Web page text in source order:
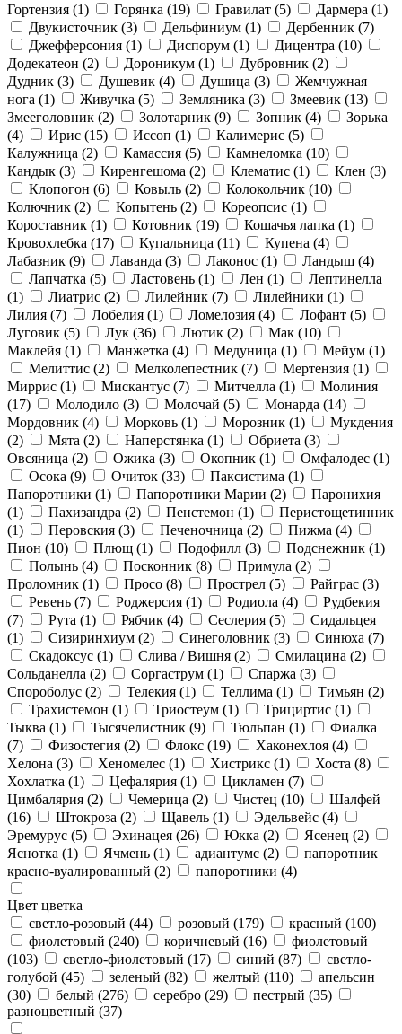
Гортензия (1) Горянка (19) Гравилат (5) Дармера (1)
Двукисточник (3) Дельфиниум (1) Дербенник (7)
Джефферсония (1) Диспорум (1) Дицентра (10)
Додекатеон (2) Дороникум (1) Дубровник (2)
Дудник (3) Душевик (4) Душица (3)
Жемчужная
нога (1) Живучка (5) Земляника (3) Змеевик (13)
Змееголовник (2) Золотарник (9) Зопник (4)
Зорька
(4)
Ирис (15) Иссоп (1) Калимерис (5)
Калужница (2) Камассия (5) Камнеломка (10)
Кандык (3) Киренгешома (2) Клематис (1) Клен (3)
Клопогон (6) Ковыль (2) Колокольчик (10)
Колючник (2) Копытень (2) Кореопсис (1)
Короставник (1) Котовник (19) Кошачья лапка (1)
Кровохлебка (17) Купальница (11) Купена (4)
Лабазник (9) Лаванда (3) Лаконос (1) Ландыш (4)
Лапчатка (5) Ластовень (1) Лен (1)
Лептинелла
(1)
Лиатрис (2) Лилейник (7) Лилейники (1)
Лилия (7) Лобелия (1) Ломелозия (4) Лофант (5)
Луговик (5) Лук (36) Лютик (2) Мак (10)
Маклейя (1) Манжетка (4) Медуница (1) Мейум (1)
Мелиттис (2) Мелколепестник (7) Мертензия (1)
Миррис (1) Мискантус (7) Митчелла (1)
Молиния
(17)
Молодило (3) Молочай (5) Монарда (14)
Мордовник (4) Морковь (1) Морозник (1)
Мукдения
(2)
Мята (2) Наперстянка (1) Обриета (3)
Овсяница (2) Ожика (3) Окопник (1) Омфалодес (1)
Осока (9) Очиток (33) Паксистима (1)
Папоротники (1) Папоротники Марии (2)
Паронихия
(1)
Пахизандра (2) Пенстемон (1)
Перистощетинник
(1)
Перовския (3) Печеночница (2) Пижма (4)
Пион (10) Плющ (1) Подофилл (3) Подснежник (1)
Полынь (4) Посконник (8) Примула (2)
Проломник (1) Просо (8) Прострел (5) Райграс (3)
Ревень (7) Роджерсия (1) Родиола (4)
Рудбекия
(7)
Рута (1) Рябчик (4) Сеслерия (5)
Сидальцея
(1)
Сизиринхиум (2) Синеголовник (3) Синюха (7)
Скадоксус (1) Слива / Вишня (2) Смилацина (2)
Сольданелла (2) Соргаструм (1) Спаржа (3)
Спороболус (2) Телекия (1) Теллима (1) Тимьян (2)
Трахистемон (1) Триостеум (1) Трициртис (1)
Тыква (1) Тысячелистник (9) Тюльпан (1)
Фиалка
(7)
Физостегия (2) Флокс (19) Хаконехлоя (4)
Хелона (3) Хеномелес (1) Хистрикс (1) Хоста (8)
Хохлатка (1) Цефалярия (1) Цикламен (7)
Цимбалярия (2) Чемерица (2) Чистец (10)
Шалфей
(16)
Штокроза (2) Щавель (1) Эдельвейс (4)
Эремурус (5) Эхинацея (26) Юкка (2) Ясенец (2)
Яснотка (1) Ячмень (1) адиантумс (2)
папоротник
красно-вуалированный (2) папоротники (4)
Цвет цветка
светло-розовый (44) розовый (179) красный (100)
фиолетовый (240) коричневый (16)
фиолетовый
(103)
светло-фиолетовый (17) синий (87)
светло-
голубой (45) зеленый (82) желтый (110)
апельсин
(30)
белый (276) серебро (29) пестрый (35)
разноцветный (37)